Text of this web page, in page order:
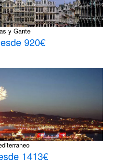
y Gante
920€
1413€